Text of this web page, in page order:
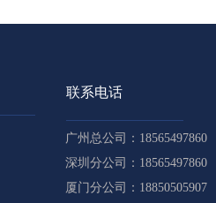
联系电话
广州总公司：18565497860
深圳分公司：18565497860
厦门分公司：18850505907